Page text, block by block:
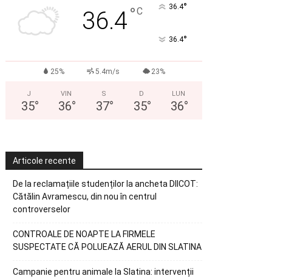
36.4°C 36.4°
36.4°
25% 5.4m/s 23%
J
35°
VIN
36°
S
37°
D
35°
LUN
36°
Articole recente
De la reclamațiile studenților la ancheta DIICOT:
Cătălin Avramescu, din nou în centrul
controverselor
CONTROALE DE NOAPTE LA FIRMELE
SUSPECTATE CĂ POLUEAZĂ AERUL DIN SLATINA
Campanie pentru animale la Slatina: intervenții